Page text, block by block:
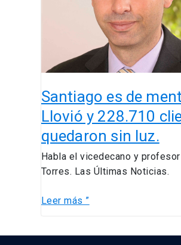
Santiago es de
Llovió y 228.710
quedaron sin luz.
Habla el vicedecano y profesor
Torres. Las Últimas Noticias.
quedaron
luz.
Leer más ”